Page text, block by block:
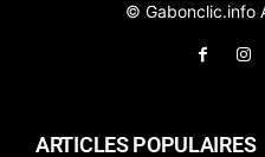
© Gabonclic.info
ARTICLES POPULAIRES